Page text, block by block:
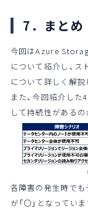
7．まとめ
今回はAzure
について紹介し、
について詳しく解説
また、今回紹介し
して持続性があるの
各障害の発生時で
が「〇」となってい